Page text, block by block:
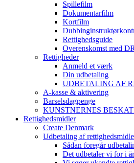
Spillefilm
Dokumentarfilm
Kortfilm
Rettighedsguide
Overenskomst med DR
Rettigheder
Anmeld et værk
Din udbetaling
UDBETALING AF
A-kasse & aktivering
Barselsdagpenge
KUNSTNERNES
Rettighedsmidler
Create Denmark
Udbetaling af
Sådan foregår
Det udbetaler vi for i år